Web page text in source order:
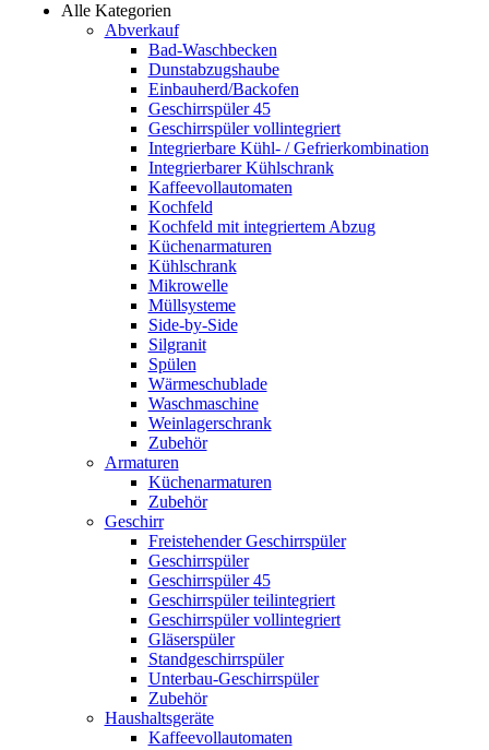
Alle Kategorien
Abverkauf
Bad-Waschbecken
Dunstabzugshaube
Einbauherd/Backofen
Geschirrspüler 45
Geschirrspüler vollintegriert
Integrierbare Kühl- / Gefrierkombination
Integrierbarer Kühlschrank
Kaffeevollautomaten
Kochfeld
Kochfeld mit integriertem Abzug
Küchenarmaturen
Kühlschrank
Mikrowelle
Müllsysteme
Side-by-Side
Silgranit
Spülen
Wärmeschublade
Waschmaschine
Weinlagerschrank
Zubehör
Armaturen
Küchenarmaturen
Zubehör
Geschirr
Freistehender Geschirrspüler
Geschirrspüler
Geschirrspüler 45
Geschirrspüler teilintegriert
Geschirrspüler vollintegriert
Gläserspüler
Standgeschirrspüler
Unterbau-Geschirrspüler
Zubehör
Haushaltsgeräte
Kaffeevollautomaten